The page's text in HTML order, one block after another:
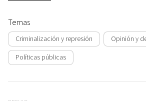
Temas
Criminalización y represión Opinión y
Políticas públicas